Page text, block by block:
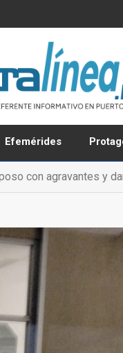
Efemérides
con agravantes y